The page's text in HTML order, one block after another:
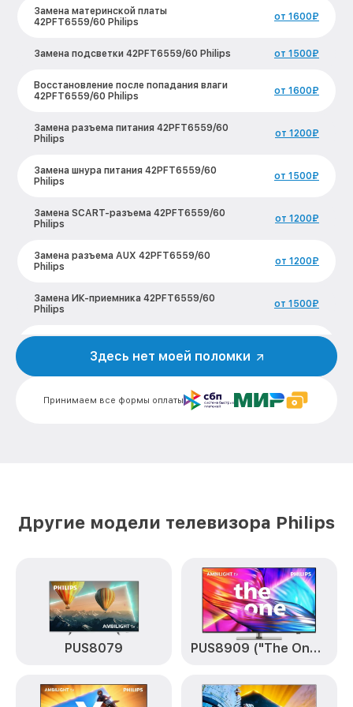
Замена материнской платы
42PFT6559/60 Philips
от 1600₽
Замена подсветки 42PFT6559/60 Philips от 1500₽
Восстановление после попадания влаги
42PFT6559/60 Philips
от 1600₽
Замена разъема питания 42PFT6559/60
Philips
от 1200₽
Замена шнура питания 42PFT6559/60
Philips
от 1500₽
Замена SCART-разъема 42PFT6559/60
Philips
от 1200₽
Замена разъема AUX 42PFT6559/60
Philips
от 1200₽
Замена ИК-приемника 42PFT6559/60
Philips
от 1500₽
42PFT6559/60 Philips
Philips
от 1600₽
Прошивка / разблокировка
42PFT6559/60 Philips
от 900₽
Замена контроллера питания
от 2100₽
Комплексная чистка 42PFT6559/60
Philips
от 1400₽
Принимаем все формы оплаты
Здесь нет моей поломки
Другие модели телевизора Philips
PUS8079 PUS8909 ("The One")